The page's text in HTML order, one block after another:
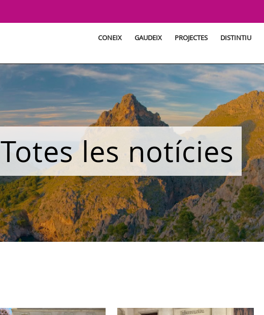
CONEIX GAUDEIX PROJECTES DISTINTIU
Totes les notícies